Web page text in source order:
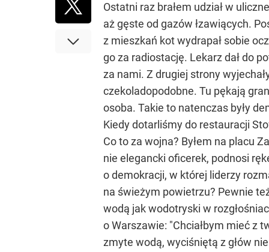
Ostatni raz brałem udział w
aż gęste od gazów łzawiących.
z mieszkań kot wydrapał sobie
go za radiostację. Lekarz dał do
za nami. Z drugiej strony
czekoladopodobne. Tu pękają
osoba. Takie to natenczas były
Kiedy dotarliśmy do restauracji
Co to za wojna? Byłem na placu
nie elegancki oficerek, podnosi
o demokracji, w której liderzy
na świeżym powietrzu? Pewnie
wodą jak wodotryski w
o Warszawie: "Chciałbym mieć z
zmyte wodą, wyciśniętą z głów